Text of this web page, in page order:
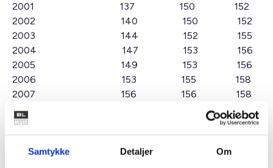
Samtykke Detaljer Om
2001 137 150 152
2002 140 150 152
2003 144 152 155
2004 147 153 156
2005 149 153 156
2006 153 155 158
2007 156 156 158
2008 158 158
Ungdomsboligbidragetudbetales bagud af
Økonomistyrelsen den sidste bankdag i marts, juni,